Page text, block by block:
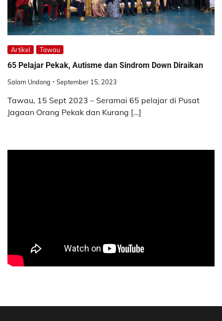
Artikel Tawau
65 Pelajar Pekak, Autisme dan Sindrom Down Diraikan
Salam Undong September 15, 2023
Tawau, 15 Sept 2023 – Seramai 65 pelajar di Pusat
Jagaan Orang Pekak dan Kurang […]